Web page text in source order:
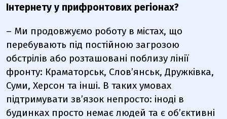
Інтернету у прифронтових регіонах?
– Ми продовжуємо роботу в містах, що
перебувають під постійною загрозою
обстрілів або розташовані поблизу лінії
фронту: Краматорськ, Слов’янськ, Дружківка,
Суми, Херсон та інші. В таких умовах
підтримувати зв’язок непросто: іноді в
будинках просто немає людей та є об’єктивні